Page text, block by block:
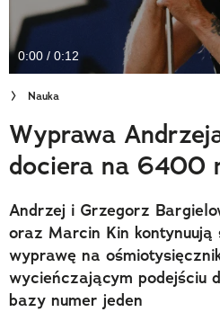
Newsletter
Cuda Polski
Wielki Konkurs Fotograficzny
Trendbook Podróżniczy
Polecane
0:00 / 0:12
Nauka
Wyprawa
dociera na 6400
Andrzej i Grzegorz
oraz Marcin Kin
wyprawę na
wycieńczającym podejściu
bazy numer jeden